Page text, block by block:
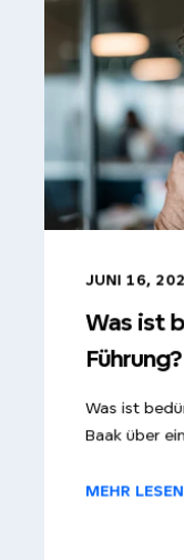
JUNI 16,
Was ist
Führung?
Was ist
Baak über
MEHR LESEN